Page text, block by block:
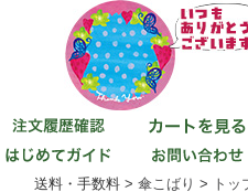
送料・手数料 > 傘こばり > トッ